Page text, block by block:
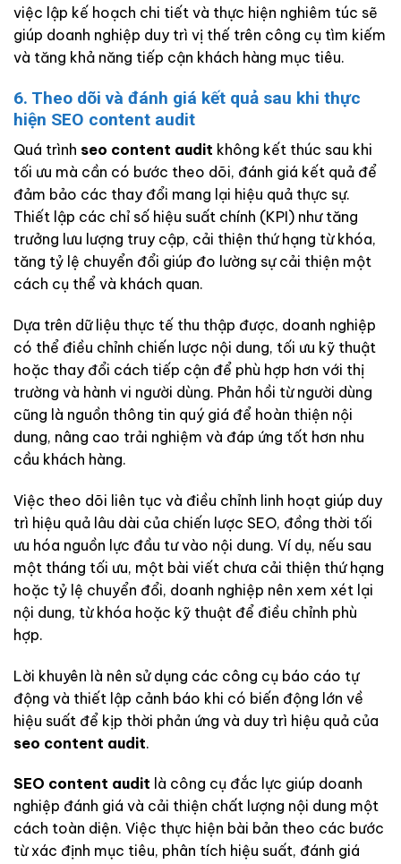
việc lập kế hoạch chi tiết và thực hiện nghiêm túc sẽ
giúp doanh nghiệp duy trì vị thế trên công cụ tìm kiếm
và tăng khả năng tiếp cận khách hàng mục tiêu.
6. Theo dõi và đánh giá kết quả sau khi thực
hiện SEO content audit
Quá trình seo content audit không kết thúc sau khi
tối ưu mà cần có bước theo dõi, đánh giá kết quả để
đảm bảo các thay đổi mang lại hiệu quả thực sự.
Thiết lập các chỉ số hiệu suất chính (KPI) như tăng
trưởng lưu lượng truy cập, cải thiện thứ hạng từ khóa,
tăng tỷ lệ chuyển đổi giúp đo lường sự cải thiện một
cách cụ thể và khách quan.
Dựa trên dữ liệu thực tế thu thập được, doanh nghiệp
có thể điều chỉnh chiến lược nội dung, tối ưu kỹ thuật
hoặc thay đổi cách tiếp cận để phù hợp hơn với thị
trường và hành vi người dùng. Phản hồi từ người dùng
cũng là nguồn thông tin quý giá để hoàn thiện nội
dung, nâng cao trải nghiệm và đáp ứng tốt hơn nhu
cầu khách hàng.
Việc theo dõi liên tục và điều chỉnh linh hoạt giúp duy
trì hiệu quả lâu dài của chiến lược SEO, đồng thời tối
ưu hóa nguồn lực đầu tư vào nội dung. Ví dụ, nếu sau
một tháng tối ưu, một bài viết chưa cải thiện thứ hạng
hoặc tỷ lệ chuyển đổi, doanh nghiệp nên xem xét lại
nội dung, từ khóa hoặc kỹ thuật để điều chỉnh phù
hợp.
Lời khuyên là nên sử dụng các công cụ báo cáo tự
động và thiết lập cảnh báo khi có biến động lớn về
hiệu suất để kịp thời phản ứng và duy trì hiệu quả của
seo content audit.
SEO content audit là công cụ đắc lực giúp doanh
nghiệp đánh giá và cải thiện chất lượng nội dung một
cách toàn diện. Việc thực hiện bài bản theo các bước
từ xác định mục tiêu, phân tích hiệu suất, đánh giá